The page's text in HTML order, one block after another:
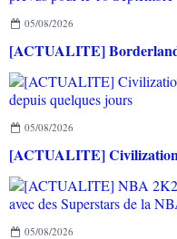
05/08/2026
05/08/2026
05/08/2026